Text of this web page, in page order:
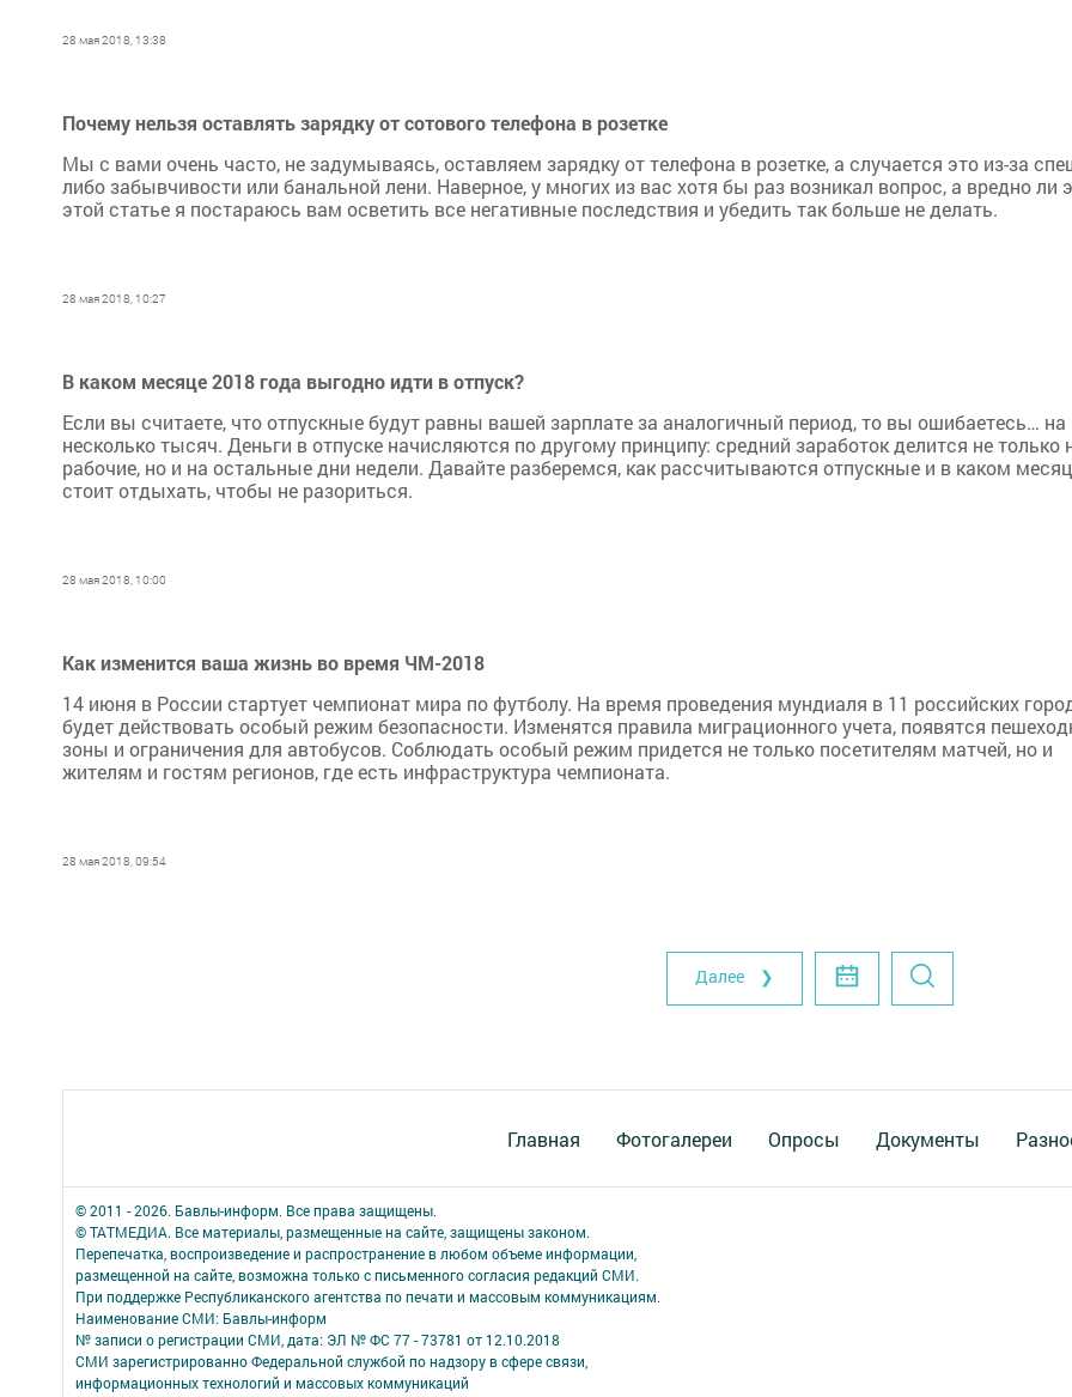
28 мая 2018, 13:38
Почему нельзя оставлять зарядку от сотового телефона в розетке
Мы с вами очень часто, не задумываясь, оставляем зарядку от телефона в розетке, а случается это из-за
либо забывчивости или банальной лени. Наверное, у многих из вас хотя бы раз возникал вопрос, а вредно ли
этой статье я постараюсь вам осветить все негативные последствия и убедить так больше не делать.
28 мая 2018, 10:27
В каком месяце 2018 года выгодно идти в отпуск?
Если вы считаете, что отпускные будут равны вашей зарплате за аналогичный период, то вы ошибаетесь… на
несколько тысяч. Деньги в отпуске начисляются по другому принципу: средний заработок делится не только
рабочие, но и на остальные дни недели. Давайте разберемся, как рассчитываются отпускные и в каком
стоит отдыхать, чтобы не разориться.
28 мая 2018, 10:00
Как изменится ваша жизнь во время ЧМ-2018
14 июня в России стартует чемпионат мира по футболу. На время проведения мундиаля в 11 российских
будет действовать особый режим безопасности. Изменятся правила миграционного учета, появятся
зоны и ограничения для автобусов. Соблюдать особый режим придется не только посетителям матчей, но и
жителям и гостям регионов, где есть инфраструктура чемпионата.
28 мая 2018, 09:54
Далее ❯
Главная Фотогалереи Опросы Документы
© 2011 - 2026. Бавлы-информ. Все права защищены.
© ТАТМЕДИА. Все материалы, размещенные на сайте, защищены законом.
Перепечатка, воспроизведение и распространение в любом объеме информации,
размещенной на сайте, возможна только с письменного согласия редакций СМИ.
При поддержке Республиканского агентства по печати и массовым коммуникациям.
Наименование СМИ: Бавлы-информ
№ записи о регистрации СМИ, дата: ЭЛ № ФС 77 - 73781 от 12.10.2018
СМИ зарегистрированно Федеральной службой по надзору в сфере связи,
информационных технологий и массовых коммуникаций